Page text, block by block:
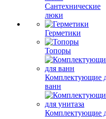
Сантехнические
люки
Герметики
Топоры
Комплектующие
ванн
Комплектующие